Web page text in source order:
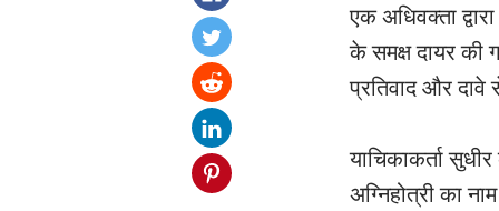
एक अधिवक्ता
के समक्ष दायर की
प्रतिवाद और दावे
याचिकाकर्ता
अग्निहोत्री का